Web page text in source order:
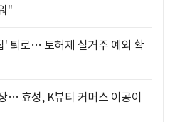
"
' 퇴로… 토허제 실거주 예외 확
… 효성, K뷰티 커머스 이공이